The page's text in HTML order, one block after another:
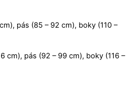
pás (85 – 92 cm), boky (110 –
cm), pás (92 – 99 cm), boky (116 –